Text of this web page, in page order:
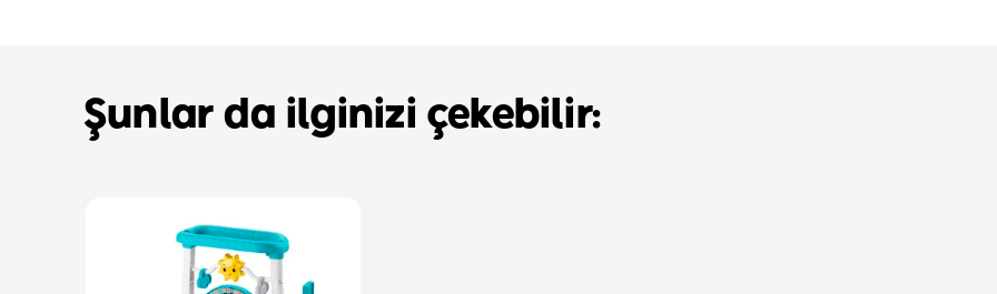
Şunlar da ilginizi çekebilir: